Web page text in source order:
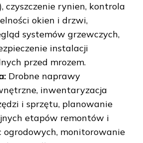
czyszczenie rynien, kontrola
okien i drzwi,
systemów grzewczych,
instalacji
przed mrozem.
Drobne naprawy
inwentaryzacja
i sprzętu, planowanie
etapów remontów i
ogrodowych, monitorowanie